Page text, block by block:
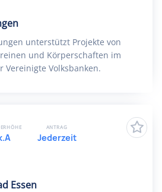
unterstützt Projekte von
und Körperschaften im
Vereinigte Volksbanken.
Essen
ANTRAG
Jederzeit